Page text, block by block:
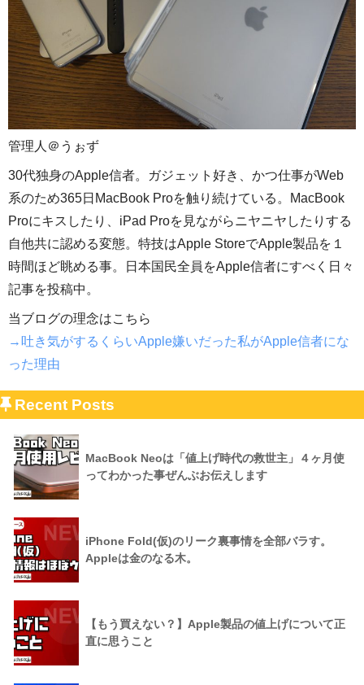
管理人＠うぉず
30代独身のApple信者。ガジェット好き、かつ仕事がWeb
系のため365日MacBook Proを触り続けている。MacBook
Proにキスしたり、iPad Proを見ながらニヤニヤしたりする
自他共に認める変態。特技はApple StoreでApple製品を１
時間ほど眺める事。日本国民全員をApple信者にすべく日々
記事を投稿中。
当ブログの理念はこちら
→吐き気がするくらいApple嫌いだった私がApple信者にな
った理由
Recent Posts
MacBook Neoは「値上げ時代の救世主」４ヶ月使
ってわかった事ぜんぶお伝えします
iPhone Fold(仮)のリーク裏事情を全部バラす。
Appleは金のなる木。
【もう買えない？】Apple製品の値上げについて正
直に思うこと